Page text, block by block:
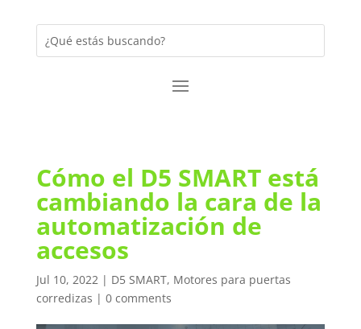
Cómo el D5 SMART está
cambiando la cara de la
automatización de
accesos
Jul 10, 2022| D5 SMART, Motores para puertas
corredizas | 0 comments